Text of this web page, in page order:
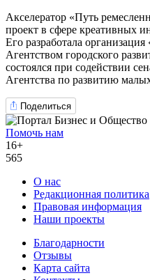
Акселератор «Путь
проект в сфере креативных
Его разработала
Агентством городского
состоялся при содействии
Агентства по развитию
Поделиться
Помочь нам
16+
565
О нас
Редакционная политика
Правовая информация
Наши проекты
Благодарности
Отзывы
Карта сайта